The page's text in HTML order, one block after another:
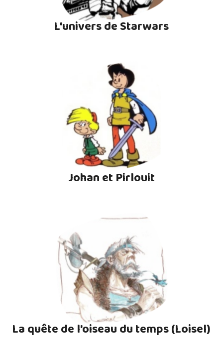
L'univers de Starwars
Johan et Pirlouit
La quête de l'oiseau du temps (Loisel)